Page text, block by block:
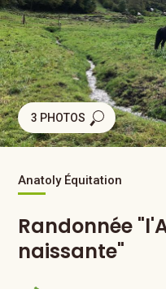
3 PHOTOS
Anatoly Équitation
Randonnée
naissante"